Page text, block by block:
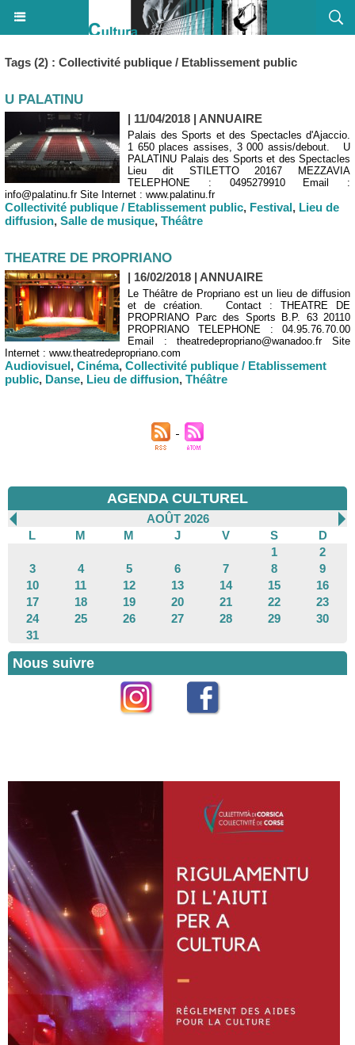
Tags (2) : Collectivité publique / Etablissement public
U PALATINU
| 11/04/2018 | ANNUAIRE
Palais des Sports et des Spectacles d'Ajaccio.
1 650 places assises, 3 000 assis/debout. U
PALATINU Palais des Sports et des Spectacles
Lieu dit STILETTO 20167 MEZZAVIA
TELEPHONE : 0495279910 Email :
info@palatinu.fr Site Internet : www.palatinu.fr
Collectivité publique / Etablissement public, Festival, Lieu de
diffusion, Salle de musique, Théâtre
THEATRE DE PROPRIANO
| 16/02/2018 | ANNUAIRE
Le Théâtre de Propriano est un lieu de diffusion
et de création. Contact : THEATRE DE
PROPRIANO Parc des Sports B.P. 63 20110
PROPRIANO TELEPHONE : 04.95.76.70.00
Email : theatredepropriano@wanadoo.fr Site
Internet : www.theatredepropriano.com
Audiovisuel, Cinéma, Collectivité publique / Etablissement
public, Danse, Lieu de diffusion, Théâtre
AGENDA CULTUREL
AOÛT 2026
L
M M J V S
D
1
2
3
4 5 6 7 8
9
10
11 12 13 14 15
16
17
18 19 20 21 22
23
24
25 26 27 28 29
30
31
Nous suivre